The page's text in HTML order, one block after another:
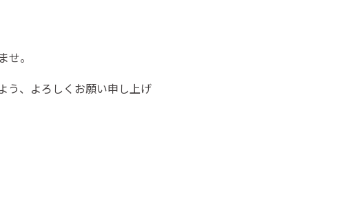
。
う、よろしくお願い申し上げ